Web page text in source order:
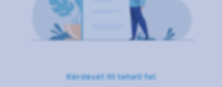
Kérdését itt teheti fel